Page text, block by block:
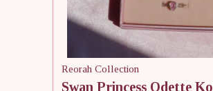
Reorah Collection